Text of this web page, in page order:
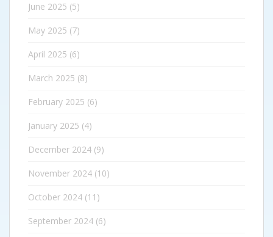
June 2025 (5)
May 2025 (7)
April 2025 (6)
March 2025 (8)
February 2025 (6)
January 2025 (4)
December 2024 (9)
November 2024 (10)
October 2024 (11)
September 2024 (6)